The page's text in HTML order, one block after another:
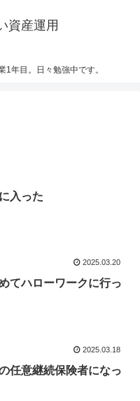
資産運用
1年目。日々勉強中です。
入った
2025.03.20
てハローワークに行っ
2025.03.18
任意継続保険者になっ